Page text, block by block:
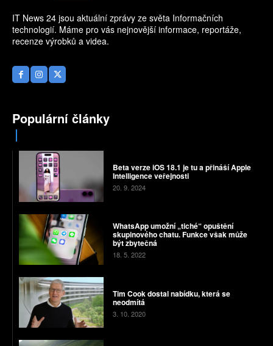
IT News 24 jsou aktuální zprávy ze světa Informačních
technologií. Máme pro vás nejnovější informace, reportáže,
recenze výrobků a videa.
Populární články
Beta verze iOS 18.1 je tu a přináší Apple
Intelligence veřejnosti
20. 9. 2024
WhatsApp umožní „tiché“ opuštění
skupinového chatu. Funkce však může
být zbytečná
18. 5. 2022
Tim Cook dostal nabídku, která se
neodmítá
3. 10. 2020